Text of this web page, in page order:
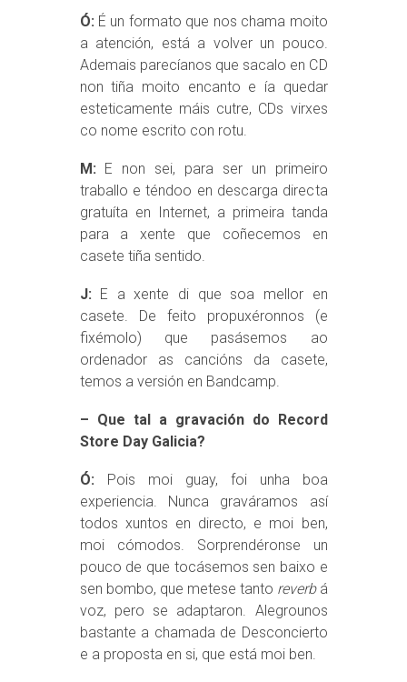
Ó: É un formato que nos chama moito
a atención, está a volver un pouco.
Ademais parecíanos que sacalo en CD
non tiña moito encanto e ía quedar
esteticamente máis cutre, CDs virxes
co nome escrito con rotu.
M: E non sei, para ser un primeiro
traballo e téndoo en descarga directa
gratuíta en Internet, a primeira tanda
para a xente que coñecemos en
casete tiña sentido.
J: E a xente di que soa mellor en
casete. De feito propuxéronnos (e
fixémolo) que pasásemos ao
ordenador as cancións da casete,
temos a versión en Bandcamp.
– Que tal a gravación do Record
Store Day Galicia?
Ó: Pois moi guay, foi unha boa
experiencia. Nunca graváramos así
todos xuntos en directo, e moi ben,
moi cómodos. Sorprendéronse un
pouco de que tocásemos sen baixo e
sen bombo, que metese tanto reverbá
voz, pero se adaptaron. Alegrounos
bastante a chamada de Desconcierto
e a proposta en si, que está moi ben.